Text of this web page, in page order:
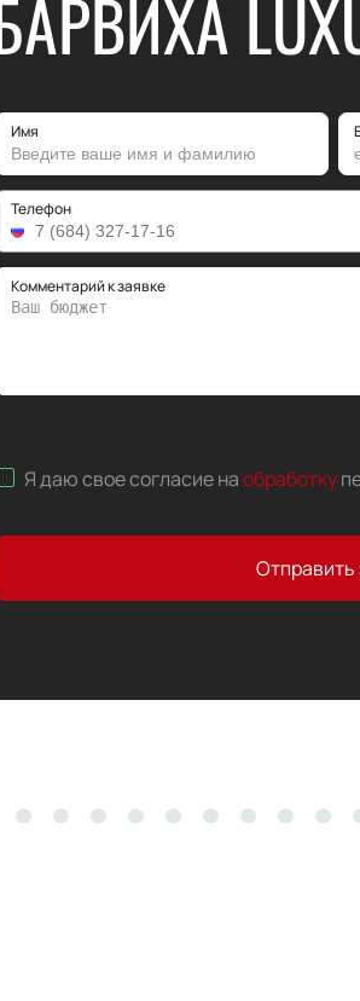
БАРВИХА
Имя
Телефон
Комментарий к заявке
Я даю свое согласие наобработку
Отправить